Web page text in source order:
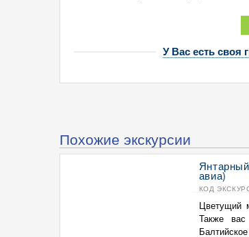
У Вас есть своя
Похожие экскурсии
авиа)
КОД
Цветущий
Также